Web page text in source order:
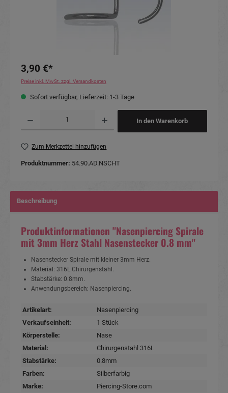
3,90 €*
Preise inkl. MwSt. zzgl. Versandkosten
Sofort verfügbar, Lieferzeit: 1-3 Tage
In den Warenkorb
Zum Merkzettel hinzufügen
Produktnummer: 54.90.AD.NSCHT
Beschreibung
Produktinformationen "Nasenpiercing Spirale
mit 3mm Herz Stahl Nasenstecker 0.8 mm"
Nasenstecker Spirale mit kleiner 3mm Herz.
Material: 316L Chirurgenstahl.
Stabstärke: 0.8mm.
Anwendungsbereich: Nasenpiercing.
Artikelart:
Nasenpiercing
Verkaufseinheit:
1 Stück
Körperstelle:
Nase
Material:
Chirurgenstahl 316L
Stabstärke:
0.8mm
Farben:
Silberfarbig
Marke:
Piercing-Store.com